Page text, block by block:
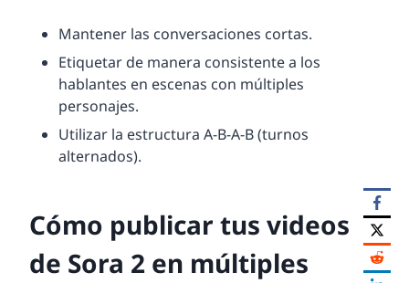
Mantener las conversaciones cortas.
Etiquetar de manera consistente a los
hablantes en escenas con múltiples
personajes.
Utilizar la estructura A-B-A-B (turnos
alternados).
Cómo publicar tus videos
de Sora 2 en múltiples